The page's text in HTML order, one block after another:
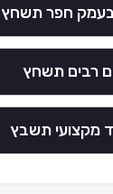
בעמק חפר תשחץ
רבים תשחץ
מקצועי תשבץ